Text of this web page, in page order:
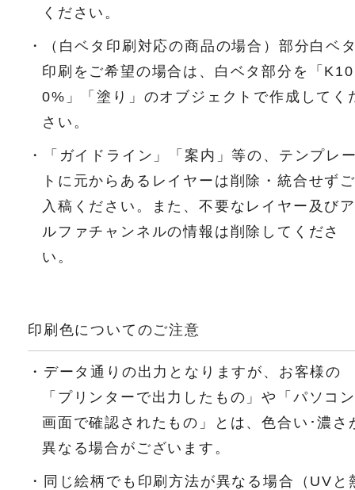
ください。
・（白ベタ印刷対応の商品の場合）部分白ベ
印刷をご希望の場合は、白ベタ部分を「K10
0%」「塗り」のオブジェクトで作成してく
さい。
・「ガイドライン」「案内」等の、テンプレ
トに元からあるレイヤーは削除・統合せずご
入稿ください。また、不要なレイヤー及びア
ルファチャンネルの情報は削除してくださ
い。
印刷色についてのご注意
・データ通りの出力となりますが、お客様の
「プリンターで出力したもの」や「パソコン
画面で確認されたもの」とは、色合い･濃さ
異なる場合がございます。
・同じ絵柄でも印刷方法が異なる場合（UVと